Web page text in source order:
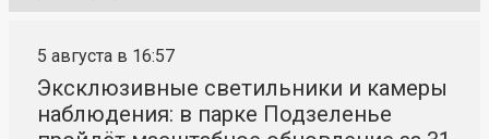
5 августа в 16:57
Эксклюзивные светильники и камеры
наблюдения: в парке Подзеленье